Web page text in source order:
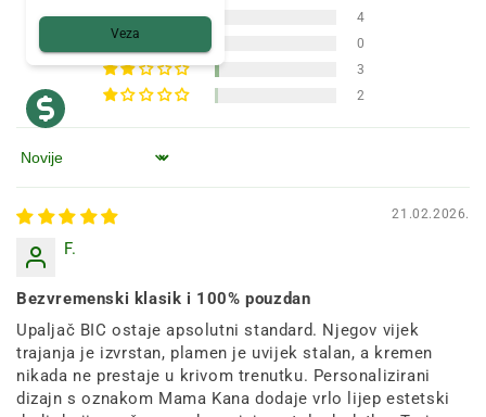
4
0
3
2
Poredaj po
21.02.2026.
F.
Bezvremenski klasik i 100% pouzdan
Upaljač BIC ostaje apsolutni standard. Njegov vijek
trajanja je izvrstan, plamen je uvijek stalan, a kremen
nikada ne prestaje u krivom trenutku. Personalizirani
dizajn s oznakom Mama Kana dodaje vrlo lijep estetski
Veza